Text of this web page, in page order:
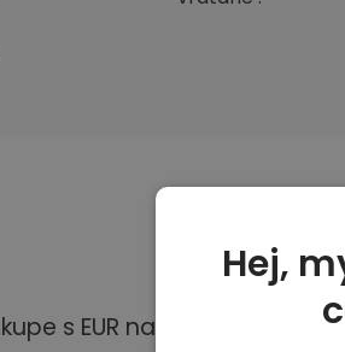
s EUR na Kriptomate
Hej,